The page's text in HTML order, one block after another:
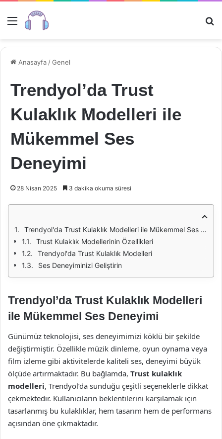
Menü
Anasayfa /Genel
Trendyol’da Trust
Kulaklık Modelleri ile
Mükemmel Ses
Deneyimi
28 Nisan 2025 3 dakika okuma süresi
Trendyol'da Trust Kulaklık Modelleri ile Mükemmel Ses Deneyimi
Trust Kulaklık Modellerinin Özellikleri
Trendyol'da Trust Kulaklık Modelleri
Ses Deneyiminizi Geliştirin
Trendyol’da Trust Kulaklık Modelleri
ile Mükemmel Ses Deneyimi
Günümüz teknolojisi, ses deneyimimizi köklü bir şekilde
değiştirmiştir. Özellikle müzik dinleme, oyun oynama veya
film izleme gibi aktivitelerde kaliteli ses, deneyimi büyük
ölçüde artırmaktadır. Bu bağlamda, Trust kulaklık
modelleri, Trendyol’da sunduğu çeşitli seçeneklerle dikkat
çekmektedir. Kullanıcıların beklentilerini karşılamak için
tasarlanmış bu kulaklıklar, hem tasarım hem de performans
açısından öne çıkmaktadır.